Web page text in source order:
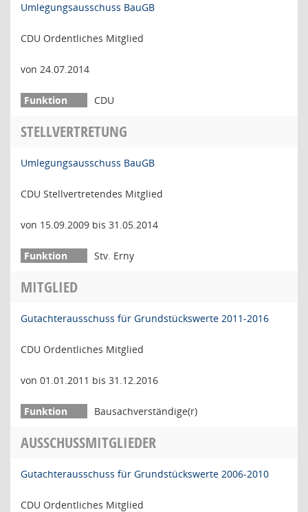
Umlegungsausschuss BauGB
CDU Ordentliches Mitglied
von 24.07.2014
CDU
STELLVERTRETUNG
Umlegungsausschuss BauGB
CDU Stellvertretendes Mitglied
von 15.09.2009 bis 31.05.2014
Stv. Erny
MITGLIED
Gutachterausschuss für Grundstückswerte 2011-2016
CDU Ordentliches Mitglied
von 01.01.2011 bis 31.12.2016
Bausachverständige(r)
AUSSCHUSSMITGLIEDER
Gutachterausschuss für Grundstückswerte 2006-2010
CDU Ordentliches Mitglied